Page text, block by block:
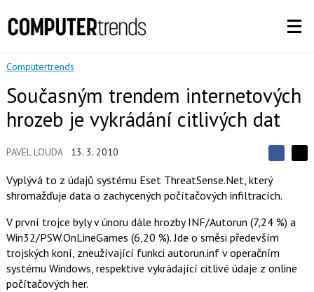
Computertrends
Současným trendem internetových
hrozeb je vykrádání citlivých dat
PAVEL LOUDA 13. 3. 2010
S
d
í
l
e
t
S
l
t
e
a
F
Vyplývá to z údajů systému Eset ThreatSense.Net, který
shromažďuje data o zachycených počítačových infiltracích.
V první trojce byly v únoru dále hrozby INF/Autorun (7,24 %) a
Win32/PSW.OnLineGames (6,20 %). Jde o směsi především
trojských koní, zneužívající funkci autorun.inf v operačním
systému Windows, respektive vykrádající citlivé údaje z online
počítačových her.